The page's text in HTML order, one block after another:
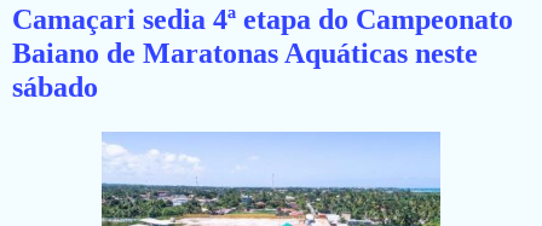
Camaçari sedia 4ª etapa do Campeonato
Baiano de Maratonas Aquáticas neste
sábado